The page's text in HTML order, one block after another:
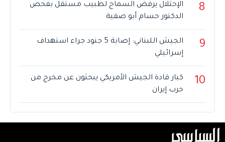
8
الإحتلال يرفض السماح لطبيب مستقل بفحص
الدكتور حسام أبو صفية
9
الجيش اللبناني: إصابة 5 جنود جراء استهداف
إسرائيلي
10
كبار قادة الجيش الأمريكي يبحثون عن مخرج من
حرب إيران